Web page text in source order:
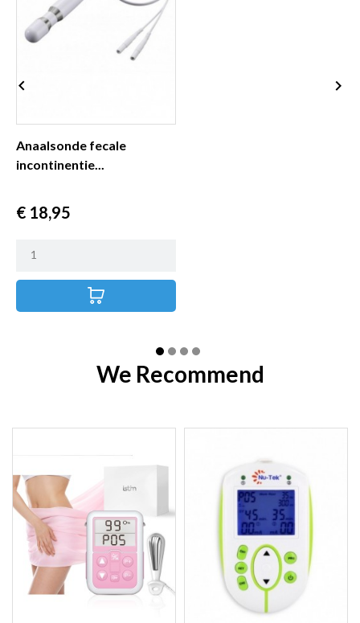
Anaalsonde fecale
incontinentie...
Prijs
€ 18,95
 
We Recommend